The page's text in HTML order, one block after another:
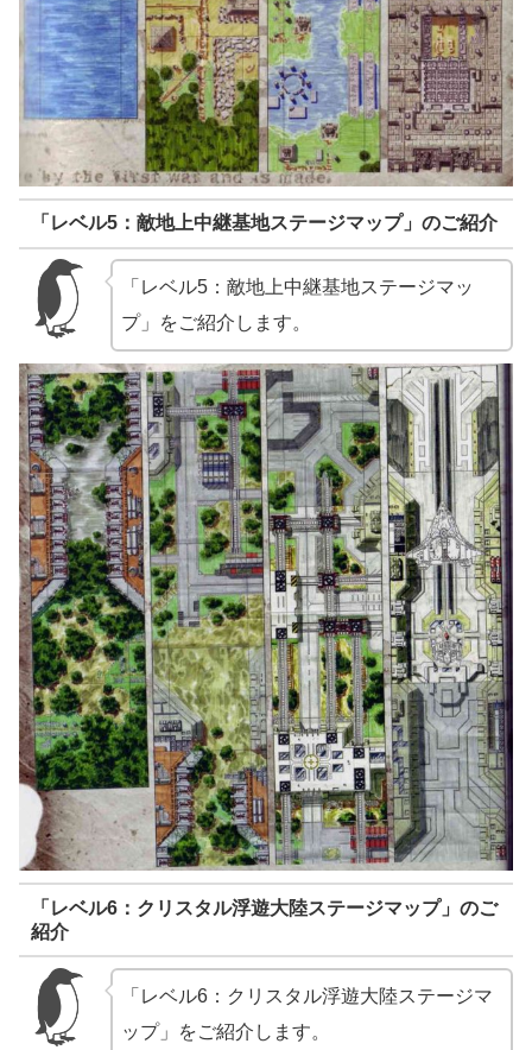
「レベル5：敵地上中継基地ステージマップ」のご紹介
「レベル5：敵地上中継基地ステージマッ
プ」をご紹介します。
「レベル6：クリスタル浮遊大陸ステージマップ」のご
紹介
「レベル6：クリスタル浮遊大陸ステージマ
ップ」をご紹介します。